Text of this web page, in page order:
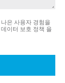
은 사용자 경험을
데이터 보호 정책 을